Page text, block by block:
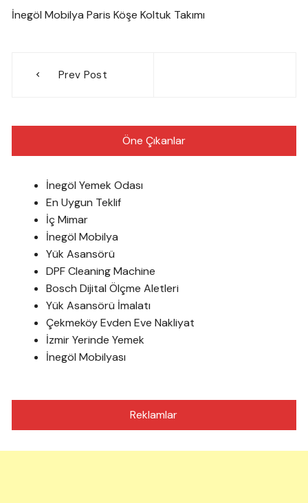
İnegöl Mobilya Paris Köşe Koltuk Takımı
gezinmesi
Prev Post
Öne Çıkanlar
İnegöl Yemek Odası
En Uygun Teklif
İç Mimar
İnegöl Mobilya
Yük Asansörü
DPF Cleaning Machine
Bosch Dijital Ölçme Aletleri
Yük Asansörü İmalatı
Çekmeköy Evden Eve Nakliyat
İzmir Yerinde Yemek
İnegöl Mobilyası
Reklamlar